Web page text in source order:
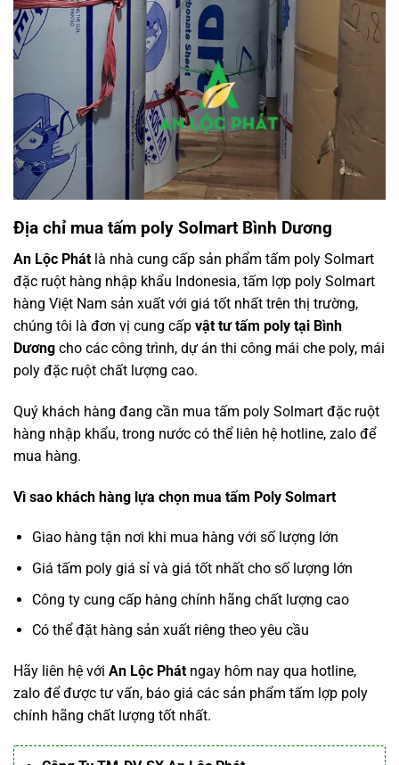
Địa chỉ mua tấm poly Solmart Bình Dương
An Lộc Phát là nhà cung cấp sản phẩm tấm poly Solmart
đặc ruột hàng nhập khẩu Indonesia, tấm lợp poly Solmart
hàng Việt Nam sản xuất với giá tốt nhất trên thị trường,
chúng tôi là đơn vị cung cấp vật tư tấm poly tại Bình
Dương cho các công trình, dự án thi công mái che poly, mái
poly đặc ruột chất lượng cao.
Quý khách hàng đang cần mua tấm poly Solmart đặc ruột
hàng nhập khẩu, trong nước có thể liên hệ hotline, zalo để
mua hàng.
Vì sao khách hàng lựa chọn mua tấm Poly Solmart
Giao hàng tận nơi khi mua hàng với số lượng lớn
Giá tấm poly giá sỉ và giá tốt nhất cho số lượng lớn
Công ty cung cấp hàng chính hãng chất lượng cao
Có thể đặt hàng sản xuất riêng theo yêu cầu
Hãy liên hệ với An Lộc Phát ngay hôm nay qua hotline,
zalo để được tư vấn, báo giá các sản phẩm tấm lợp poly
chính hãng chất lượng tốt nhất.